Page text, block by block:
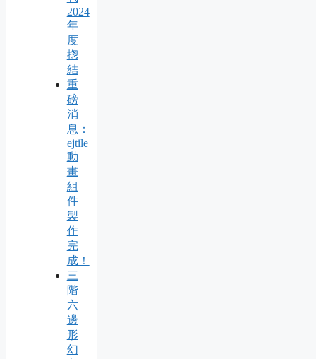
2024
年
度
揔
結
重
磅
消
息：
ejtile
動
畫
組
件
製
作
完
成！
三
階
六
邊
形
幻